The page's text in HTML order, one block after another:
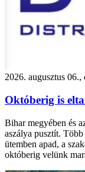
2026. augusztus 06.,
Októberig is
Bihar megyében és
aszálya pusztít.
ütemben apad, a
októberig velünk